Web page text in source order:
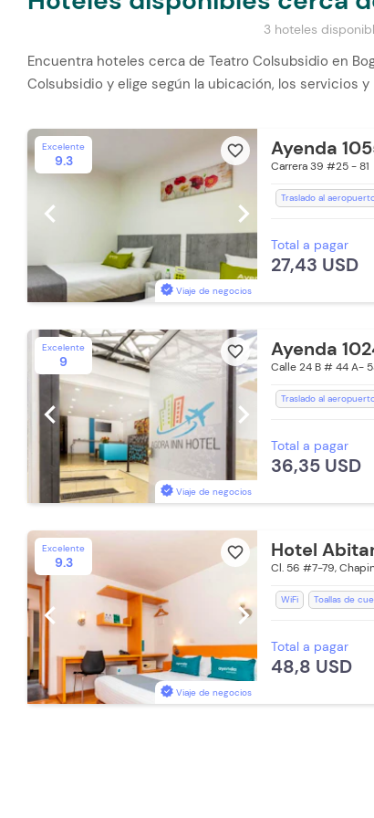
3 hoteles
Encuentra hoteles cerca de Teatro Colsubsidio en
Colsubsidio y elige según la ubicación, los servicios y
Excelente
9.3
favorite_border
Viaje de negocios
chevron_left chevron_right
Ayenda
Carrera 39 #25 - 81
Traslado al
Desayuno incluido
Recepción de 24 horas
Total a pagar
27,43 USD
Excelente
9
favorite_border
Viaje de negocios
chevron_left chevron_right
Ayenda
Calle 24 B # 44 A-
Traslado al
Baño Privado
Toallas de cuerpo
Total a pagar
36,35 USD
Excelente
9.3
favorite_border
Viaje de negocios
chevron_left chevron_right
Hotel
Cl. 56 #7-79,
WiFi Toallas de
Escritorio
Estación
Zona de fumadores
Total a pagar
48,8 USD